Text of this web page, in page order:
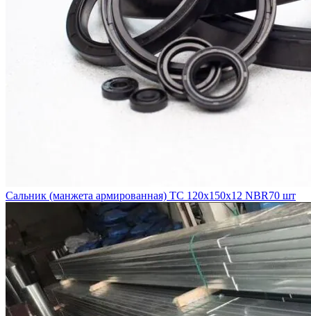
Сальник (манжета армированная) TC 120х150х12 NBR70 шт